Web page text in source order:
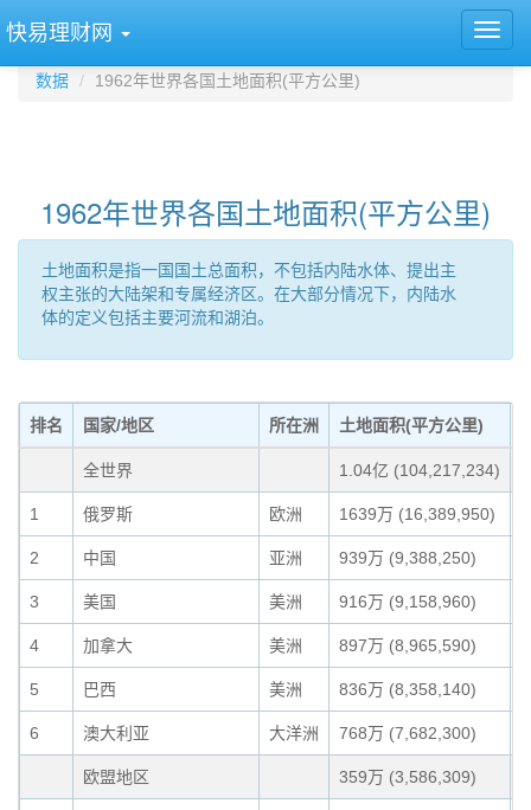
快易理财网
数据 1962年世界各国土地面积(平方公里)
1962年世界各国土地面积(平方公里)
土地面积是指一国国土总面积，不包括内陆水体、提出主
权主张的大陆架和专属经济区。在大部分情况下，内陆水
体的定义包括主要河流和湖泊。
排名 国家/地区 所在洲 土地面积(平方公里)
全世界 1.04亿 (104,217,234)
1 俄罗斯 欧洲 1639万 (16,389,950)
2 中国 亚洲 939万 (9,388,250)
3 美国 美洲 916万 (9,158,960)
4 加拿大 美洲 897万 (8,965,590)
5 巴西 美洲 836万 (8,358,140)
6 澳大利亚 大洋洲 768万 (7,682,300)
欧盟地区 359万 (3,586,309)